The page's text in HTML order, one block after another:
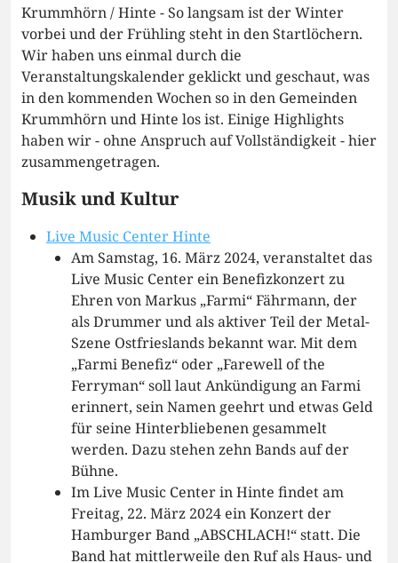
Krummhörn / Hinte - So langsam ist der Winter
vorbei und der Frühling steht in den Startlöchern.
Wir haben uns einmal durch die
Veranstaltungskalender geklickt und geschaut, was
in den kommenden Wochen so in den Gemeinden
Krummhörn und Hinte los ist. Einige Highlights
haben wir - ohne Anspruch auf Vollständigkeit - hier
zusammengetragen.
Musik und Kultur
Live Music Center Hinte
Am Samstag, 16. März 2024, veranstaltet das
Live Music Center ein Benefizkonzert zu
Ehren von Markus „Farmi“ Fährmann, der
als Drummer und als aktiver Teil der Metal-
Szene Ostfrieslands bekannt war. Mit dem
„Farmi Benefiz“ oder „Farewell of the
Ferryman“ soll laut Ankündigung an Farmi
erinnert, sein Namen geehrt und etwas Geld
für seine Hinterbliebenen gesammelt
werden. Dazu stehen zehn Bands auf der
Bühne.
Im Live Music Center in Hinte findet am
Freitag, 22. März 2024 ein Konzert der
Hamburger Band „ABSCHLACH!“ statt. Die
Band hat mittlerweile den Ruf als Haus- und